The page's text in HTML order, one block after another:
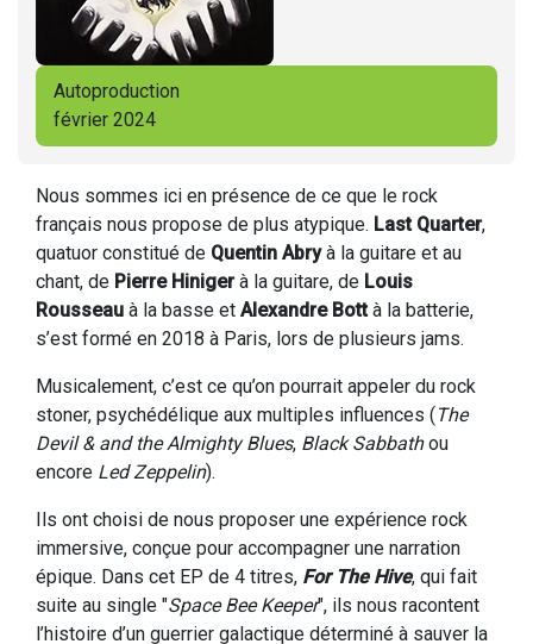
Autoproduction
février 2024
Nous sommes ici en présence de ce que le rock
français nous propose de plus atypique. Last Quarter,
quatuor constitué de Quentin Abryà la guitare et au
chant, de Pierre Hinigerà la guitare, de Louis
Rousseau à la basse et Alexandre Bottà la batterie,
s’est formé en 2018 à Paris, lors de plusieurs jams.
Musicalement, c’est ce qu’on pourrait appeler du rock
stoner, psychédélique aux multiples influences (The
Devil & and the Almighty Blues, Black Sabbathou
encore Led Zeppelin).
Ils ont choisi de nous proposer une expérience rock
immersive, conçue pour accompagner une narration
épique. Dans cet EP de 4 titres, For The Hive, qui fait
suite au single "Space Bee Keeper", ils nous racontent
l’histoire d’un guerrier galactique déterminé à sauver la